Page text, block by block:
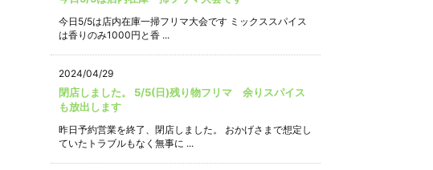
今日5/5は店内在庫一掃フリマ大会です ミックススパイス
は香りのみ1000円と香 ...
2024/04/29
閉店しました。 5/5(日)残り物フリマ 余りスパイス
も放出します
昨日予約営業を終了、閉店しました。 おかげさまで想定し
ていたトラブルもなく無事に ...